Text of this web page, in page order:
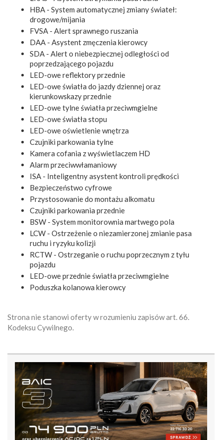
HBA - System automatycznej zmiany świateł:
drogowe/mijania
FVSA - Alert sprawnego ruszania
DAA - Asystent zmęczenia kierowcy
SDA - Alert o niebezpiecznej odległości od
poprzedzającego pojazdu
LED-owe reflektory przednie
LED-owe światła do jazdy dziennej oraz
kierunkowskazy przednie
LED-owe tylne światła przeciwmgielne
LED-owe światła stopu
LED-owe oświetlenie wnętrza
Czujniki parkowania tylne
Kamera cofania z wyświetlaczem HD
Alarm przeciwwłamaniowy
ISA - Inteligentny asystent kontroli prędkości
Bezpieczeństwo cyfrowe
Przystosowanie do montażu alkomatu
Czujniki parkowania przednie
BSW - System monitorownia martwego pola
LCW - Ostrzeżenie o niezamierzonej zmianie pasa
ruchu i ryzyku kolizji
RCTW - Ostrzeganie o ruchu poprzecznym z tyłu
pojazdu
LED-owe przednie światła przeciwmgielne
Poduszka kolanowa kierowcy
Strona nie stanowi oferty w rozumieniu zapisów art. 66.
Kodeksu Cywilnego.